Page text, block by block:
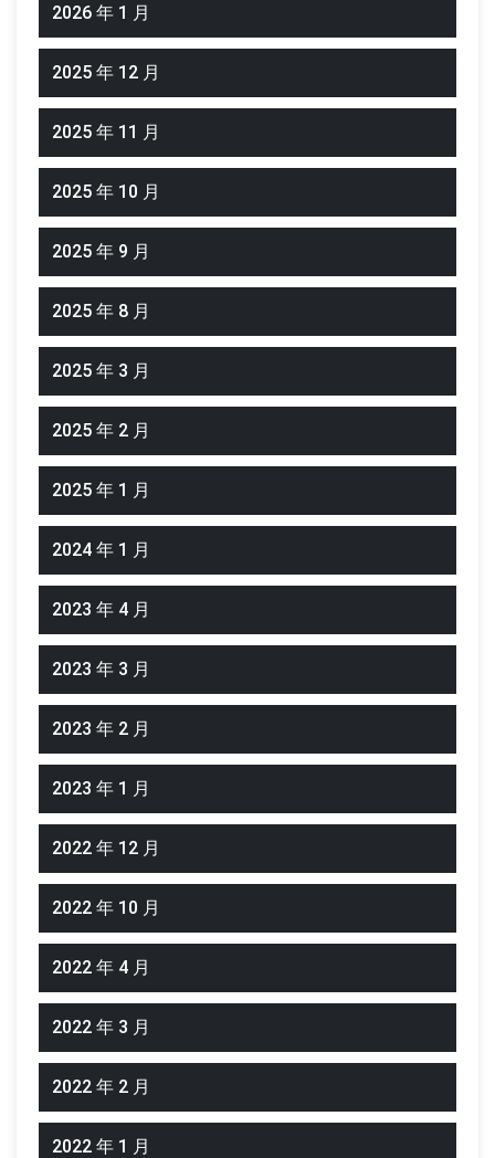
2026 年 1 月
2025 年 12 月
2025 年 11 月
2025 年 10 月
2025 年 9 月
2025 年 8 月
2025 年 3 月
2025 年 2 月
2025 年 1 月
2024 年 1 月
2023 年 4 月
2023 年 3 月
2023 年 2 月
2023 年 1 月
2022 年 12 月
2022 年 10 月
2022 年 4 月
2022 年 3 月
2022 年 2 月
2022 年 1 月